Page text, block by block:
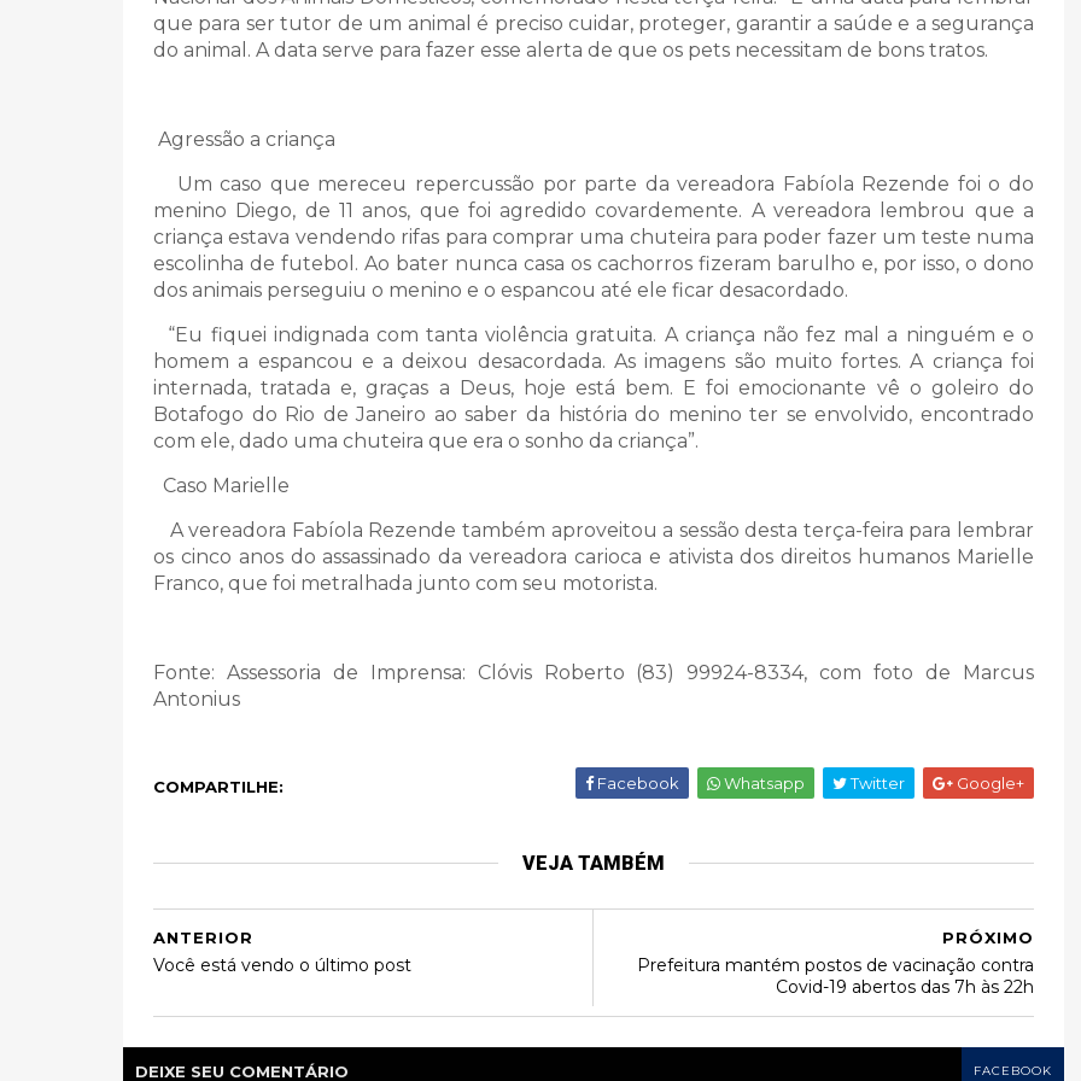
que para ser tutor de um animal é preciso cuidar, proteger, garantir a saúde e a segurança
do animal. A data serve para fazer esse alerta de que os pets necessitam de bons tratos.
Agressão a criança
Um caso que mereceu repercussão por parte da vereadora Fabíola Rezende foi o do
menino Diego, de 11 anos, que foi agredido covardemente. A vereadora lembrou que a
criança estava vendendo rifas para comprar uma chuteira para poder fazer um teste numa
escolinha de futebol. Ao bater nunca casa os cachorros fizeram barulho e, por isso, o dono
dos animais perseguiu o menino e o espancou até ele ficar desacordado.
“Eu fiquei indignada com tanta violência gratuita. A criança não fez mal a ninguém e o
homem a espancou e a deixou desacordada. As imagens são muito fortes. A criança foi
internada, tratada e, graças a Deus, hoje está bem. E foi emocionante vê o goleiro do
Botafogo do Rio de Janeiro ao saber da história do menino ter se envolvido, encontrado
com ele, dado uma chuteira que era o sonho da criança”.
Caso Marielle
A vereadora Fabíola Rezende também aproveitou a sessão desta terça-feira para lembrar
os cinco anos do assassinado da vereadora carioca e ativista dos direitos humanos Marielle
Franco, que foi metralhada junto com seu motorista.
Fonte: Assessoria de Imprensa: Clóvis Roberto (83) 99924-8334, com foto de Marcus
Antonius
COMPARTILHE: Facebook Whatsapp Twitter Google+
VEJA TAMBÉM
PRÓXIMO
Prefeitura mantém postos de vacinação contra
Covid-19 abertos das 7h às 22h
ANTERIOR
Você está vendo o último post
DEIXE SEU COMENTÁRIO FACEBOOK